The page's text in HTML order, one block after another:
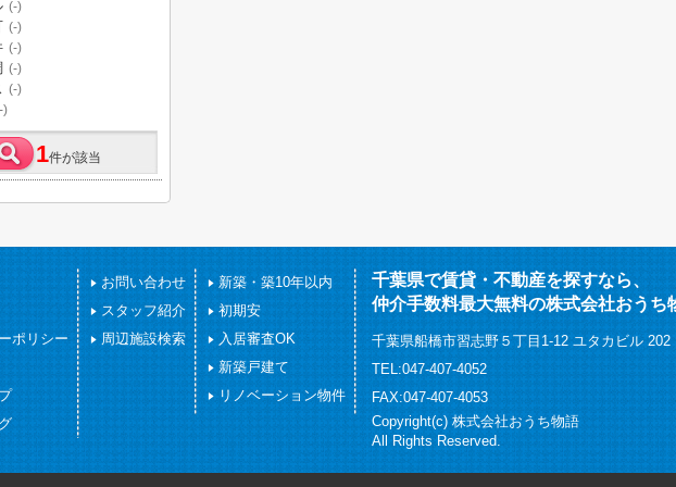
(-)
(-)
(-)
(-)
(-)
)
1件が該当
ポリシー
お問い合わせ
スタッフ紹介
周辺施設検索
新築・築10年以内
初期安
入居審査OK
新築戸建て
リノベーション物件
千葉県で賃貸・不動産を探すなら、
仲介手数料最大無料の株式会社おうち
千葉県船橋市習志野５丁目1-12 ユタカビル 202
TEL:047-407-4052
FAX:047-407-4053
Copyright(c) 株式会社おうち物語
All Rights Reserved.